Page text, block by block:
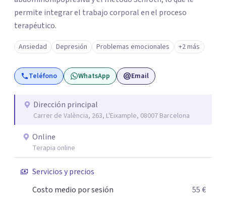
permite integrar el trabajo corporal en el proceso
terapéutico.
Ansiedad Depresión Problemas emocionales +2 más
Teléfono WhatsApp Email
Dirección principal
Carrer de València, 263, L'Eixample, 08007 Barcelona
Online
Terapia online
Servicios y precios
Costo medio por sesión
55 €